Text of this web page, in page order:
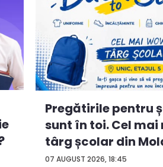
07 AUGUST 2026, 18:45
Pregătirile pentru
sunt în toi. Cel mai
târg școlar din
con...